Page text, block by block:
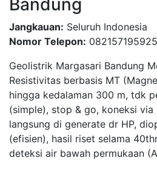
Bandung
Jangkauan: Seluruh Indonesia
Nomor Telepon: 082157195925
Geolistrik Margasari Bandung
Resistivitas berbasis MT
hingga kedalaman 300 m, tdk
(simple), stop & go, koneksi
langsung di generate dr HP,
(efisien), hasil riset selama
deteksi air bawah permukaan